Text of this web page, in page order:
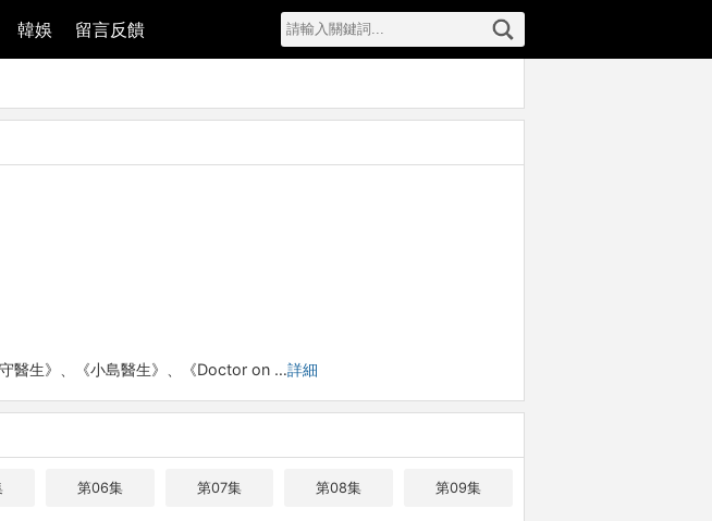
韓娛 留言反饋
醫生》、《小島醫生》、《Doctor on …詳細
第06集 第07集 第08集 第09集